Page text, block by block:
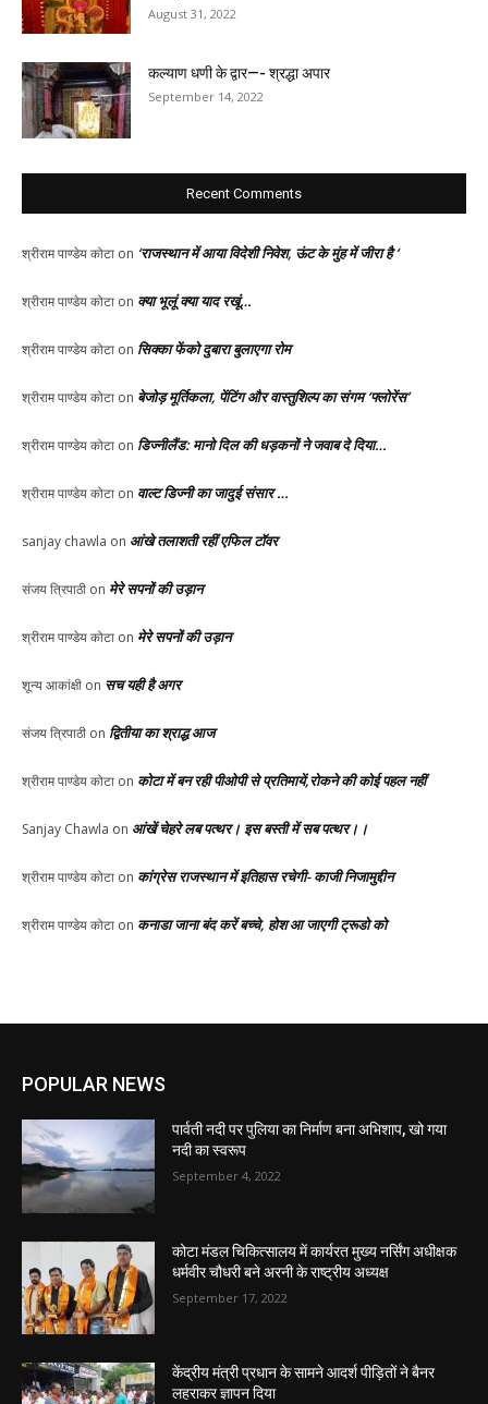
August 31, 2022
कल्याण धणी के द्वार—- श्रद्धा अपार
September 14, 2022
Recent Comments
श्रीराम पाण्डेय कोटा on ‘राजस्थान में आया विदेशी निवेश, ऊंट के मुंह में जीरा है ‘
श्रीराम पाण्डेय कोटा on क्या भूलूं क्या याद रखूं…
श्रीराम पाण्डेय कोटा on सिक्का फेंको दुबारा बुलाएगा रोम
श्रीराम पाण्डेय कोटा on बेजोड़ मूर्तिकला, पेंटिंग और वास्तुशिल्प का संगम ‘फ्लोरेंस’
श्रीराम पाण्डेय कोटा on डिज्नीलैंड: मानो दिल की धड़कनों ने जवाब दे दिया…
श्रीराम पाण्डेय कोटा on वाल्ट डिज्नी का जादुई संसार …
sanjay chawla on आंखे तलाशती रहीं एफिल टॉवर
संजय त्रिपाठी on मेरे सपनों की उड़ान
श्रीराम पाण्डेय कोटा on मेरे सपनों की उड़ान
शून्य आकांक्षी on सच यही है अगर
संजय त्रिपाठी on द्वितीया का श्राद्ध आज
श्रीराम पाण्डेय कोटा on कोटा में बन रही पीओपी से प्रतिमायें,रोकने की कोई पहल नहीं
Sanjay Chawla on आंखें चेहरे लब पत्थर। इस बस्ती में सब पत्थर।।
श्रीराम पाण्डेय कोटा on कांग्रेस राजस्थान में इतिहास रचेगी- काजी निजामुद्दीन
श्रीराम पाण्डेय कोटा on कनाडा जाना बंद करें बच्चे, होश आ जाएगी ट्रूडो को
POPULAR NEWS
पार्वती नदी पर पुलिया का निर्माण बना अभिशाप, खो गया
नदी का स्वरूप
September 4, 2022
कोटा मंडल चिकित्सालय में कार्यरत मुख्य नर्सिंग अधीक्षक
धर्मवीर चौधरी बने अरनी के राष्ट्रीय अध्यक्ष
September 17, 2022
केंद्रीय मंत्री प्रधान के सामने आदर्श पीड़ितों ने बैनर
लहराकर ज्ञापन दिया